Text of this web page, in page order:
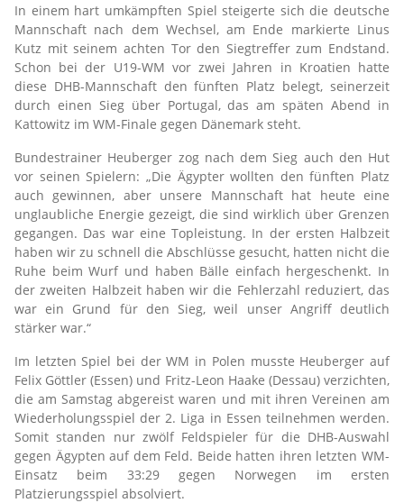
In einem hart umkämpften Spiel steigerte sich die deutsche
Mannschaft nach dem Wechsel, am Ende markierte Linus
Kutz mit seinem achten Tor den Siegtreffer zum Endstand.
Schon bei der U19-WM vor zwei Jahren in Kroatien hatte
diese DHB-Mannschaft den fünften Platz belegt, seinerzeit
durch einen Sieg über Portugal, das am späten Abend in
Kattowitz im WM-Finale gegen Dänemark steht.
Bundestrainer Heuberger zog nach dem Sieg auch den Hut
vor seinen Spielern: „Die Ägypter wollten den fünften Platz
auch gewinnen, aber unsere Mannschaft hat heute eine
unglaubliche Energie gezeigt, die sind wirklich über Grenzen
gegangen. Das war eine Topleistung. In der ersten Halbzeit
haben wir zu schnell die Abschlüsse gesucht, hatten nicht die
Ruhe beim Wurf und haben Bälle einfach hergeschenkt. In
der zweiten Halbzeit haben wir die Fehlerzahl reduziert, das
war ein Grund für den Sieg, weil unser Angriff deutlich
stärker war.“
Im letzten Spiel bei der WM in Polen musste Heuberger auf
Felix Göttler (Essen) und Fritz-Leon Haake (Dessau) verzichten,
die am Samstag abgereist waren und mit ihren Vereinen am
Wiederholungsspiel der 2. Liga in Essen teilnehmen werden.
Somit standen nur zwölf Feldspieler für die DHB-Auswahl
gegen Ägypten auf dem Feld. Beide hatten ihren letzten WM-
Einsatz beim 33:29 gegen Norwegen im ersten
Platzierungsspiel absolviert.